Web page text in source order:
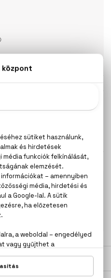
Ft
100 ml
TERMÉKEK
napos visszaküldési
ügyfélszolgálatunkat: